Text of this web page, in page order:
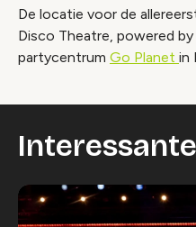
De locatie voor de
Disco Theatre, powered by
partycentrum Go Planet in